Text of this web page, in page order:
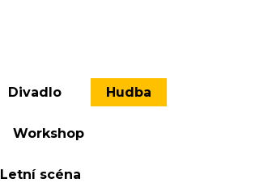
Divadlo Hudba
Workshop
Letní scéna